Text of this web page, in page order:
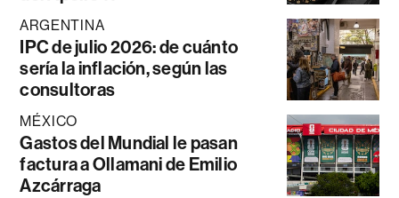
ARGENTINA
IPC de julio 2026: de cuánto
sería la inflación, según las
consultoras
MÉXICO
Gastos del Mundial le pasan
factura a Ollamani de Emilio
Azcárraga